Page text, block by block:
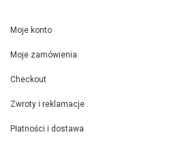
Moje konto
Moje zamówienia
Checkout
Zwroty i reklamacje
Płatności i dostawa